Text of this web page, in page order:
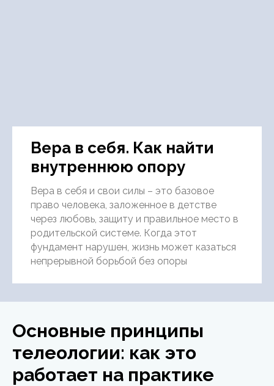
Вера в себя. Как найти
внутреннюю опору
Вера в себя и свои силы – это базовое
право человека, заложенное в детстве
через любовь, защиту и правильное место в
родительской системе. Когда этот
фундамент нарушен, жизнь может казаться
непрерывной борьбой без опоры
Основные принципы
телеологии: как это
работает на практике